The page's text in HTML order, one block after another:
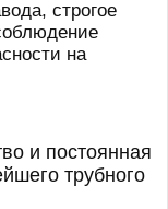
строгое
на
и постоянная
трубного